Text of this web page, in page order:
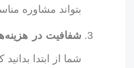
بتواند مشاوره
شفافیت در
شما از ابتدا